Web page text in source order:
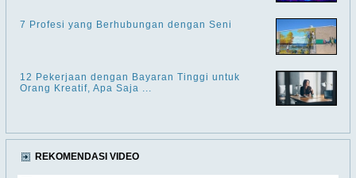
7 Profesi yang Berhubungan dengan Seni
12 Pekerjaan dengan Bayaran Tinggi untuk
Orang Kreatif, Apa Saja ...
REKOMENDASI VIDEO